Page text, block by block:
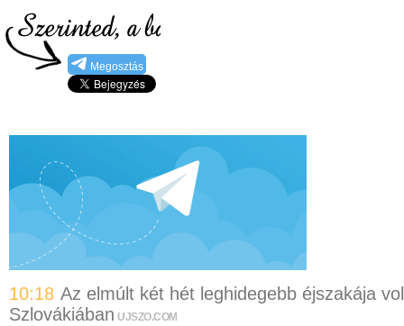
Megosztás
10:18 Az elmúlt két hét leghidegebb éjszakája
Szlovákiában UJSZO.COM